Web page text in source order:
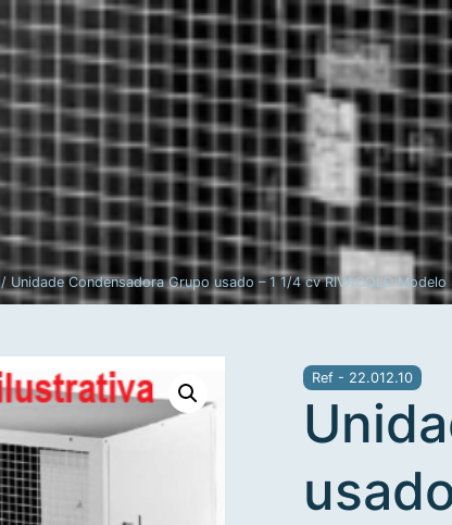
Novos Usados A Frigomecânica
/ Unidade Condensadora Grupo usado – 1 1/4 cv RIVACOLD
Ref - 22.012.10